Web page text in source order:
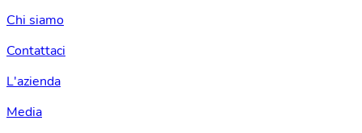
Chi siamo
Contattaci
L'azienda
Media